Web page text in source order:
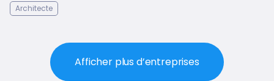
Architecte
Afficher plus d’entreprises